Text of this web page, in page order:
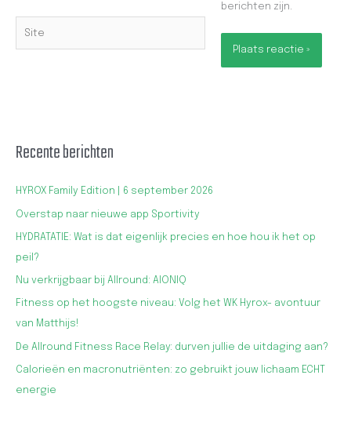
berichten zijn.
Recente berichten
HYROX Family Edition | 6 september 2026
Overstap naar nieuwe app Sportivity
HYDRATATIE: Wat is dat eigenlijk precies en hoe hou ik het op
peil?
Nu verkrijgbaar bij Allround: AIONIQ
Fitness op het hoogste niveau: Volg het WK Hyrox- avontuur
van Matthijs!
De Allround Fitness Race Relay: durven jullie de uitdaging aan?
Calorieën en macronutriënten: zo gebruikt jouw lichaam ECHT
energie